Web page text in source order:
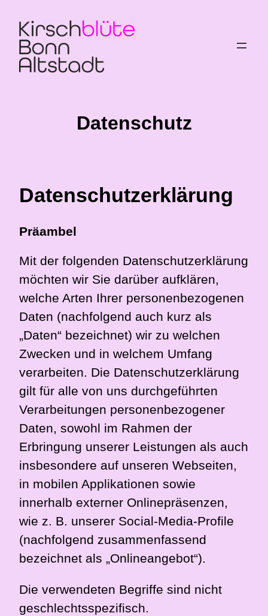
Datenschutz
Datenschutzerklärung
Präambel
Mit der folgenden Datenschutzerklärung
möchten wir Sie darüber aufklären,
welche Arten Ihrer personenbezogenen
Daten (nachfolgend auch kurz als
„Daten“ bezeichnet) wir zu welchen
Zwecken und in welchem Umfang
verarbeiten. Die Datenschutzerklärung
gilt für alle von uns durchgeführten
Verarbeitungen personenbezogener
Daten, sowohl im Rahmen der
Erbringung unserer Leistungen als auch
insbesondere auf unseren Webseiten,
in mobilen Applikationen sowie
innerhalb externer Onlinepräsenzen,
wie z. B. unserer Social-Media-Profile
(nachfolgend zusammenfassend
bezeichnet als „Onlineangebot“).
Die verwendeten Begriffe sind nicht
geschlechtsspezifisch.